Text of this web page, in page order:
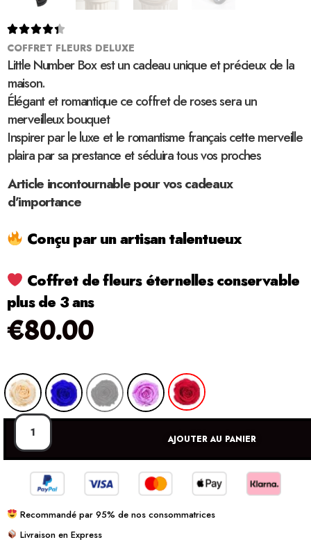

COFFRET FLEURS DELUXE
Little Number Box est un cadeau unique et précieux de la
maison.
Élégant et romantique ce coffret de roses sera un
merveilleux bouquet
Inspirer par le luxe et le romantisme français cette merveille
plaira par sa prestance et séduira tous vos proches
Article incontournable pour vos cadeaux
d’importance
Conçu par un artisan talentueux
Coffret de fleurs éternelles conservable
plus de 3 ans
€80.00
AJOUTER AU PANIER
Recommandé par 95% de nos consommatrices
Livraison en Express